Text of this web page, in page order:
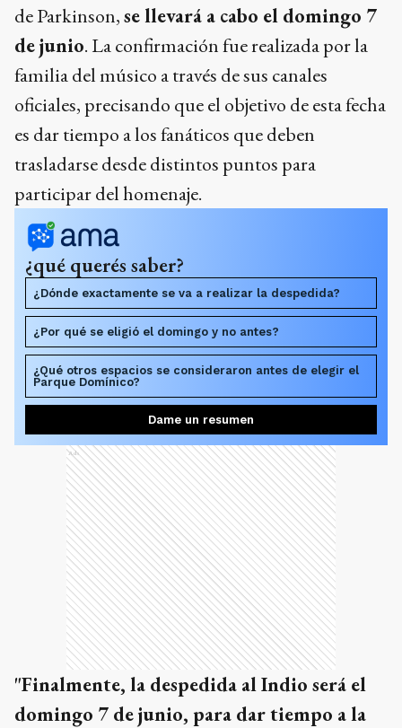
de Parkinson,se llevará a cabo el domingo 7
de junio. La confirmación fue realizada por la
familia del músico a través de sus canales
oficiales, precisando que el objetivo de esta fecha
es dar tiempo a los fanáticos que deben
trasladarse desde distintos puntos para
participar del homenaje.
¿qué querés saber?
¿Dónde exactamente se va a realizar la despedida?
¿Por qué se eligió el domingo y no antes?
¿Qué otros espacios se consideraron antes de elegir el
Parque Domínico?
Dame un resumen
Ads
"Finalmente, la despedida al Indio será el
domingo 7 de junio, para dar tiempo a la